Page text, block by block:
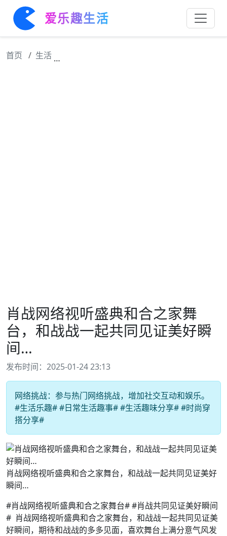
爱乐趣生活
首页 生活
肖战网络视听盛典和合之家舞
台，和战战一起共同见证美好瞬
间…
发布时间：2025-01-24 23:13
网络挑战：参与热门网络挑战，增加社交互动和娱乐。
#生活乐趣# #日常生活趣事# #生活趣味分享# #时尚穿
搭分享#
肖战网络视听盛典和合之家舞台，和战战一起共同见证美好
瞬间…
#肖战网络视听盛典和合之家舞台# #肖战共同见证美好瞬间
# ​​​ 肖战网络视听盛典和合之家舞台，和战战一起共同见证美
好瞬间，期待和战战的多多见面，喜欢舞台上满分意气风发